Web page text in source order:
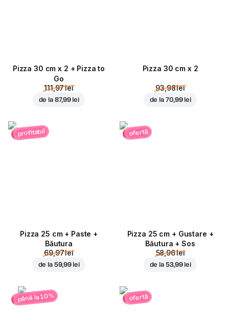
Pizza 30 cm x 2 + Pizza to
Go
111,97 lei
de la 87,99 lei
Pizza 30 cm x 2
93,98 lei
de la 70,99 lei
profitabil
Pizza 25 cm + Paste +
Băutura
69,97 lei
de la 59,99 lei
ofertă
Pizza 25 cm + Gustare +
Băutura + Sos
58,96 lei
de la 53,99 lei
până la 10% ofertă